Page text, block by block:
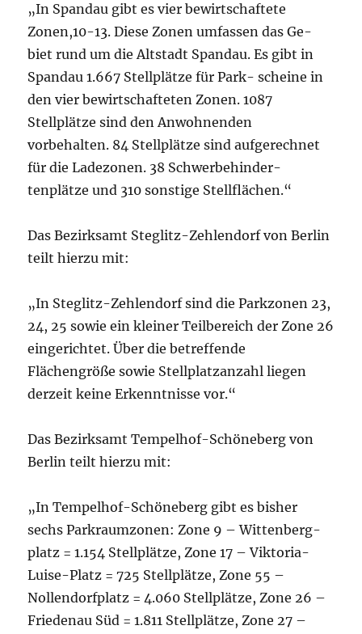
„In Spandau gibt es vier bewirtschaftete
Zonen,10-13. Diese Zonen umfassen das Ge-
biet rund um die Altstadt Spandau. Es gibt in
Spandau 1.667 Stellplätze für Park- scheine in
den vier bewirtschafteten Zonen. 1087
Stellplätze sind den Anwohnenden
vorbehalten. 84 Stellplätze sind aufgerechnet
für die Ladezonen. 38 Schwerbehinder-
tenplätze und 310 sonstige Stellflächen.“
Das Bezirksamt Steglitz-Zehlendorf von Berlin
teilt hierzu mit:
„In Steglitz-Zehlendorf sind die Parkzonen 23,
24, 25 sowie ein kleiner Teilbereich der Zone 26
eingerichtet. Über die betreffende
Flächengröße sowie Stellplatzanzahl liegen
derzeit keine Erkenntnisse vor.“
Das Bezirksamt Tempelhof-Schöneberg von
Berlin teilt hierzu mit:
„In Tempelhof-Schöneberg gibt es bisher
sechs Parkraumzonen: Zone 9 – Wittenberg-
platz = 1.154 Stellplätze, Zone 17 – Viktoria-
Luise-Platz = 725 Stellplätze, Zone 55 –
Nollendorfplatz = 4.060 Stellplätze, Zone 26 –
Friedenau Süd = 1.811 Stellplätze, Zone 27 –